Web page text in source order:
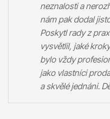
neznalosti a
nám pak dodal
Poskytl rady z
vysvětlil, jaké
bylo vždy
jako vlastníci
a skvělé jednáni.